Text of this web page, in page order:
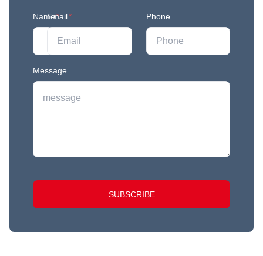
Name*
Email* Phone
Message
SUBSCRIBE